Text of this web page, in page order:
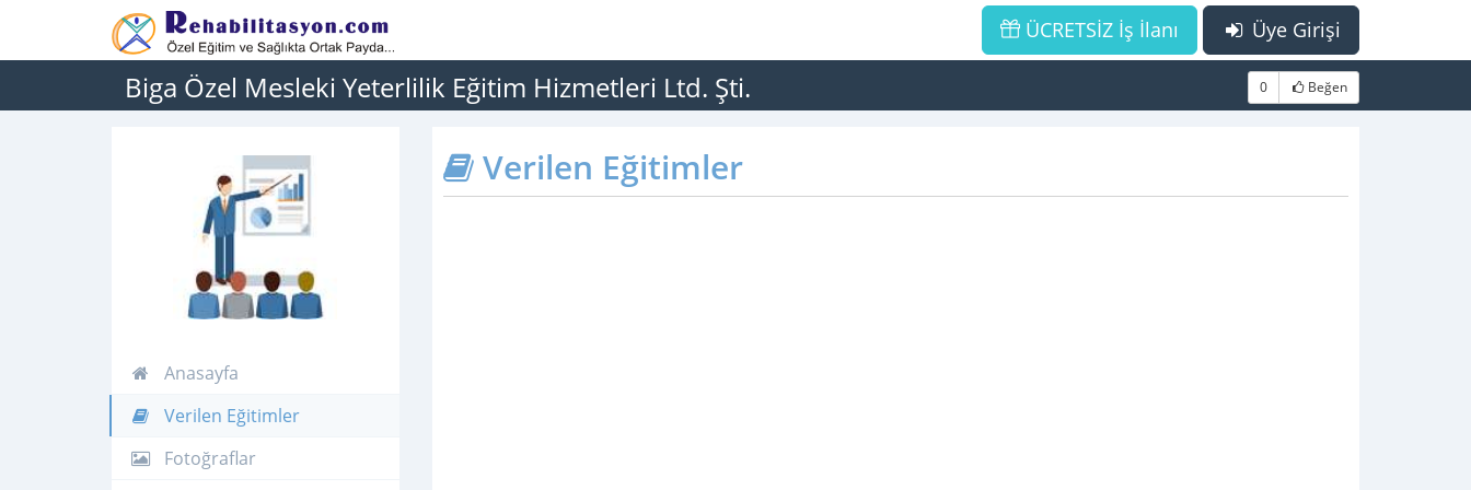
Üye Girişi
ÜCRETSİZ İş İlanı
Biga Özel Mesleki Yeterlilik Eğitim Hizmetleri Ltd. Şti. 0 Beğen
Anasayfa
Verilen Eğitimler
Fotoğraflar
Verilen Eğitimler